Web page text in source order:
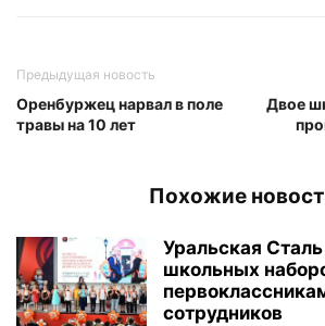
Предыдущая новость
Оренбуржец нарвал в поле
травы на 10 лет
Двое
Похожие
Уральская
школьных
сотрудников